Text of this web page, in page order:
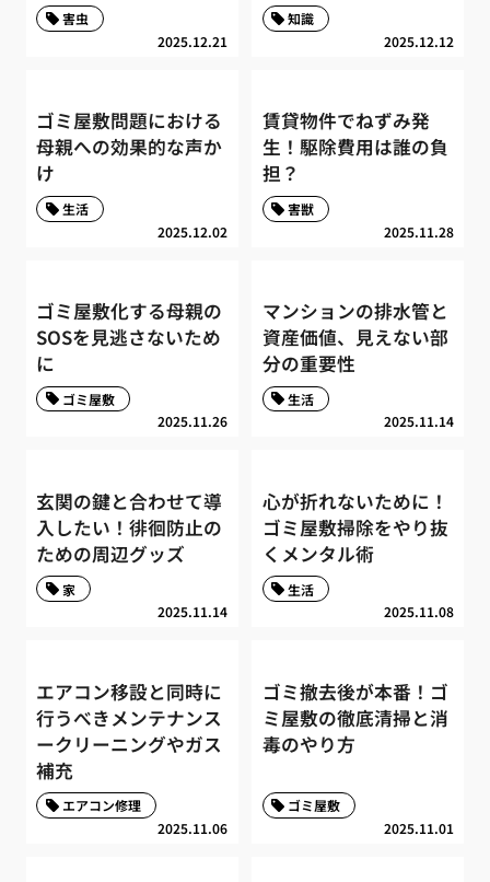
2025.12.21
害虫
2025.12.12
知識
ゴミ屋敷問題における
母親への効果的な声か
け
2025.12.02
生活
賃貸物件でねずみ発
生！駆除費用は誰の負
担？
2025.11.28
害獣
ゴミ屋敷化する母親の
SOSを見逃さないため
に
2025.11.26
ゴミ屋敷
マンションの排水管と
資産価値、見えない部
分の重要性
2025.11.14
生活
玄関の鍵と合わせて導
入したい！徘徊防止の
ための周辺グッズ
2025.11.14
家
心が折れないために！
ゴミ屋敷掃除をやり抜
くメンタル術
2025.11.08
生活
エアコン移設と同時に
行うべきメンテナンス
ークリーニングやガス
補充
2025.11.06
エアコン修理
ゴミ撤去後が本番！ゴ
ミ屋敷の徹底清掃と消
毒のやり方
2025.11.01
ゴミ屋敷